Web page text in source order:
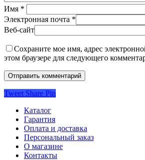
Имя *
Электронная почта *
Веб-сайт
Сохраните мое имя, адрес
этом браузере для следующего
Tweet Share Pin
Каталог
Гарантия
Оплата и доставка
Персональный заказ
О магазине
Контакты